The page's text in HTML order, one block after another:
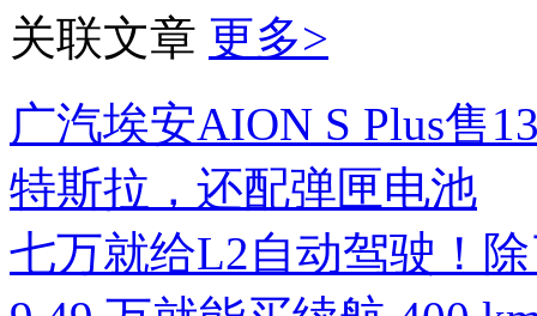
关联文章 更多>
广汽埃安AION S Plus售
特斯拉，还配弹匣电池
七万就给L2自动驾驶！